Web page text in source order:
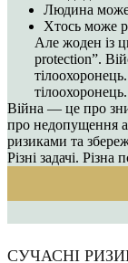
Людина
Хтось може
Але жоден із
protection”.
тілоохоронець.
Війна — це про
про недопущення
ризиками та
Різні задачі. Різна
СУЧАСНІ